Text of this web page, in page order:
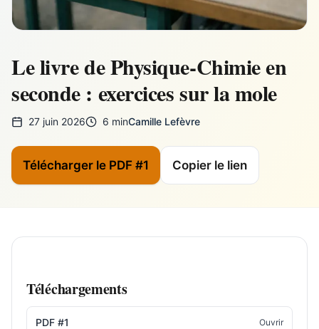
Le livre de Physique-Chimie en
seconde : exercices sur la mole
27 juin 2026 6 minCamille Lefèvre
Télécharger le PDF #1 Copier le lien
Téléchargements
PDF #1 Ouvrir